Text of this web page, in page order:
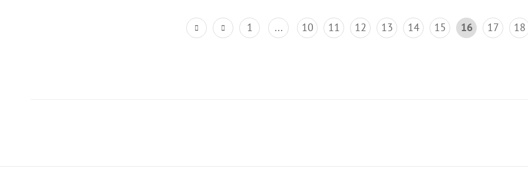
1 ... 10 11 12 13 14 15 16 17 18